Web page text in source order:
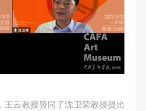
云教授赞同了沈卫荣教授提出